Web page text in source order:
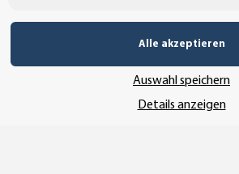
Alle akzeptieren
Auswahl speichern
Details anzeigen